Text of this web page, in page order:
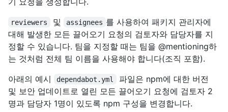
reviewers 및 assignees 를 사용하여 패키지 관리자에
대해 발생한 모든 끌어오기 요청의 검토자와 담당자를 지
정할 수 있습니다. 팀을 지정할 때는 팀을 @mentioning하
는 것처럼 전체 팀 이름을 사용해야 합니다(조직 포함).
아래의 예시
dependabot.yml
파일은 npm에 대한 버전
및 보안 업데이트로 열린 모든 끌어오기 요청에 검토자 2
명과 담당자 1명이 있도록 npm 구성을 변경합니다.